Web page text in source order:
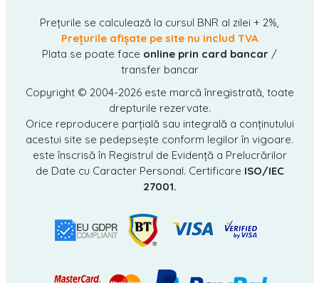
Prețurile se calculează la cursul BNR al zilei + 2%,
Prețurile afișate pe site nu includ TVA
Plata se poate face online prin card bancar /
transfer bancar
Copyright © 2004-2026 este marcă înregistrată, toate
drepturile rezervate.
Orice reproducere parțială sau integrală a conținutului
acestui site se pedepsește conform legilor în vigoare.
este înscrisă în Registrul de Evidență a Prelucrărilor
de Date cu Caracter Personal. Certificare ISO/IEC
27001.